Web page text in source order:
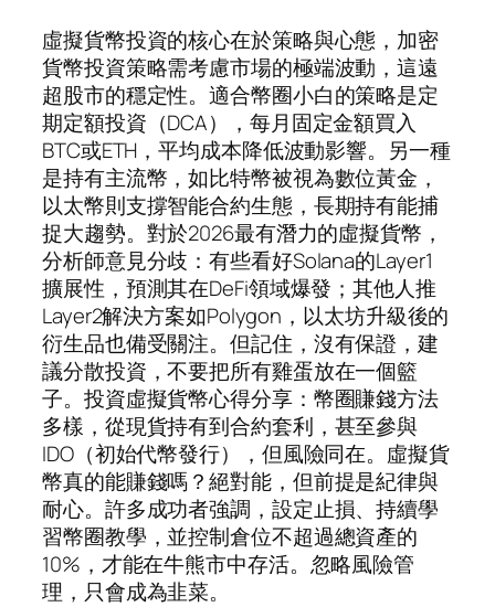
虛擬貨幣投資的核心在於策略與心態，加密
貨幣投資策略需考慮市場的極端波動，這遠
超股市的穩定性。適合幣圈小白的策略是定
期定額投資（DCA），每月固定金額買入
BTC或ETH，平均成本降低波動影響。另一種
是持有主流幣，如比特幣被視為數位黃金，
以太幣則支撐智能合約生態，長期持有能捕
捉大趨勢。對於2026最有潛力的虛擬貨幣，
分析師意見分歧：有些看好Solana的Layer1
擴展性，預測其在DeFi領域爆發；其他人推
Layer2解決方案如Polygon，以太坊升級後的
衍生品也備受關注。但記住，沒有保證，建
議分散投資，不要把所有雞蛋放在一個籃
子。投資虛擬貨幣心得分享：幣圈賺錢方法
多樣，從現貨持有到合約套利，甚至參與
IDO（初始代幣發行），但風險同在。虛擬貨
幣真的能賺錢嗎？絕對能，但前提是紀律與
耐心。許多成功者強調，設定止損、持續學
習幣圈教學，並控制倉位不超過總資產的
10%，才能在牛熊市中存活。忽略風險管
理，只會成為韭菜。